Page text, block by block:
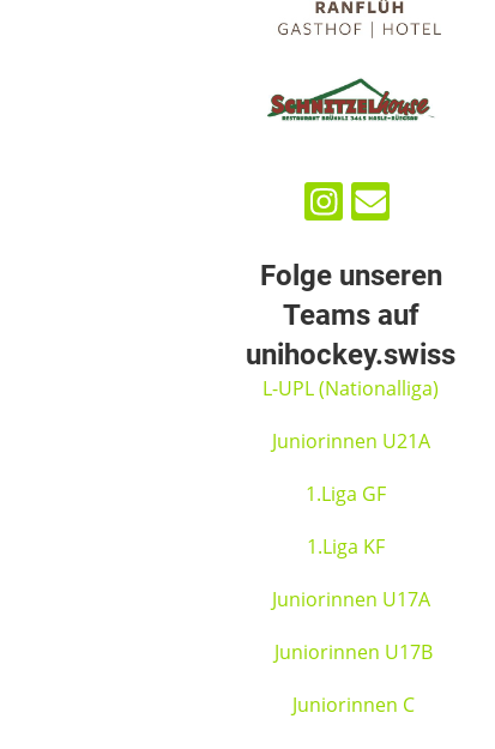
Folge unseren
Teams auf
unihockey.swiss
L-UPL (Nationalliga)
Juniorinnen U21A
1.Liga GF
1.Liga KF
Juniorinnen U17A
Juniorinnen U17B
Juniorinnen C